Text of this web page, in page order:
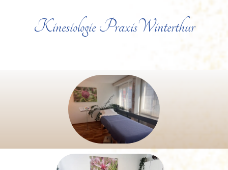
Kinesiologie PraxisWinterthur